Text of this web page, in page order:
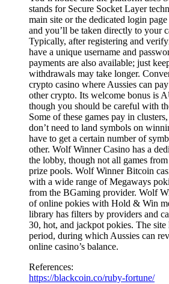
stands for Secure Socket Layer
main site or the dedicated login
and you’ll be taken directly to your
Typically, after registering and
have a unique username and
payments are also available; just
withdrawals may take longer.
crypto casino where Aussies can
other crypto. Its welcome bonus is
though you should be careful with
Some of these games pay in
don’t need to land symbols on
have to get a certain number of
other. Wolf Winner Casino has a
the lobby, though not all games
prize pools. Wolf Winner Bitcoin
with a wide range of Megaways
from the BGaming provider. Wolf
of online pokies with Hold & Win
library has filters by providers and
30, hot, and jackpot pokies. The
period, during which Aussies can
online casino’s balance.
References:
https://blackcoin.co/ruby-fortune/